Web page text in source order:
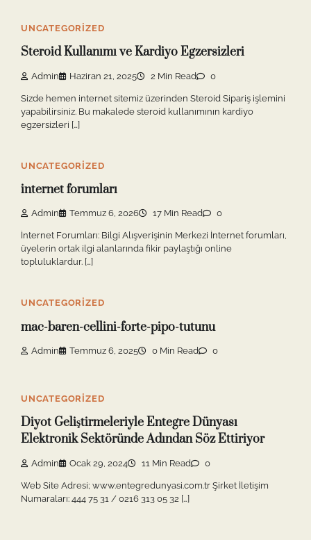
UNCATEGORIZED
Steroid Kullanımı ve Kardiyo Egzersizleri
Admin Haziran 21, 2025 2 Min Read 0
Sizde hemen internet sitemiz üzerinden Steroid Sipariş işlemini
yapabilirsiniz. Bu makalede steroid kullanımının kardiyo
egzersizleri […]
UNCATEGORIZED
internet forumları
Admin Temmuz 6, 2026 17 Min Read 0
İnternet Forumları: Bilgi Alışverişinin Merkezi İnternet forumları,
üyelerin ortak ilgi alanlarında fikir paylaştığı online
topluluklardur. […]
UNCATEGORIZED
mac-baren-cellini-forte-pipo-tutunu
Admin Temmuz 6, 2025 0 Min Read 0
UNCATEGORIZED
Diyot Geliştirmeleriyle Entegre Dünyası
Elektronik Sektöründe Adından Söz Ettiriyor
Admin Ocak 29, 2024 11 Min Read 0
Web Site Adresi; www.entegredunyasi.com.tr Şirket İletişim
Numaraları: 444 75 31 / 0216 313 05 32 […]